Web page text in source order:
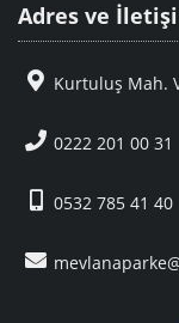
Adres ve
Kurtuluş Mah.
0222 201 00 31
0532 785 41 40